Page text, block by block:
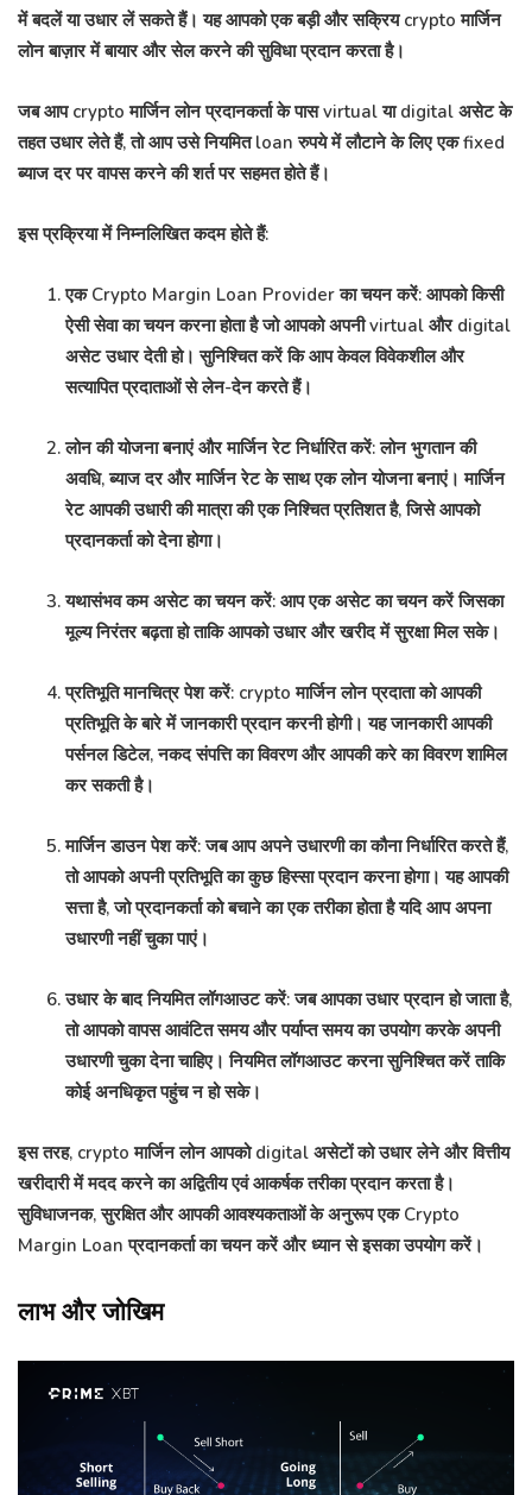
में बदलें या उधार लें सकते हैं। यह आपको एक बड़ी और सक्रिय crypto मार्जिन
लोन बाज़ार में बायार और सेल करने की सुविधा प्रदान करता है।
जब आप crypto मार्जिन लोन प्रदानकर्ता के पास virtual या digital असेट के
तहत उधार लेते हैं, तो आप उसे नियमित loan रुपये में लौटाने के लिए एक fixed
ब्याज दर पर वापस करने की शर्त पर सहमत होते हैं।
इस प्रक्रिया में निम्नलिखित कदम होते हैं:
एक Crypto Margin Loan Provider का चयन करें: आपको किसी
ऐसी सेवा का चयन करना होता है जो आपको अपनी virtual और digital
असेट उधार देती हो। सुनिश्चित करें कि आप केवल विवेकशील और
सत्यापित प्रदाताओं से लेन-देन करते हैं।
लोन की योजना बनाएं और मार्जिन रेट निर्धारित करें: लोन भुगतान की
अवधि, ब्याज दर और मार्जिन रेट के साथ एक लोन योजना बनाएं। मार्जिन
रेट आपकी उधारी की मात्रा की एक निश्चित प्रतिशत है, जिसे आपको
प्रदानकर्ता को देना होगा।
यथासंभव कम असेट का चयन करें: आप एक असेट का चयन करें जिसका
मूल्य निरंतर बढ़ता हो ताकि आपको उधार और खरीद में सुरक्षा मिल सके।
प्रतिभूति मानचित्र पेश करें: crypto मार्जिन लोन प्रदाता को आपकी
प्रतिभूति के बारे में जानकारी प्रदान करनी होगी। यह जानकारी आपकी
पर्सनल डिटेल, नकद संपत्ति का विवरण और आपकी करे का विवरण शामिल
कर सकती है।
मार्जिन डाउन पेश करें: जब आप अपने उधारणी का कौना निर्धारित करते हैं,
तो आपको अपनी प्रतिभूति का कुछ हिस्सा प्रदान करना होगा। यह आपकी
सत्ता है, जो प्रदानकर्ता को बचाने का एक तरीका होता है यदि आप अपना
उधारणी नहीं चुका पाएं।
उधार के बाद नियमित लॉगआउट करें: जब आपका उधार प्रदान हो जाता है,
तो आपको वापस आवंटित समय और पर्याप्त समय का उपयोग करके अपनी
उधारणी चुका देना चाहिए। नियमित लॉगआउट करना सुनिश्चित करें ताकि
कोई अनधिकृत पहुंच न हो सके।
इस तरह, crypto मार्जिन लोन आपको digital असेटों को उधार लेने और वित्तीय
खरीदारी में मदद करने का अद्वितीय एवं आकर्षक तरीका प्रदान करता है।
सुविधाजनक, सुरक्षित और आपकी आवश्यकताओं के अनुरूप एक Crypto
Margin Loan प्रदानकर्ता का चयन करें और ध्यान से इसका उपयोग करें।
लाभ और जोखिम